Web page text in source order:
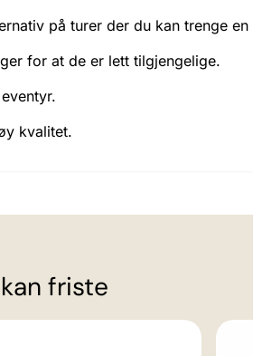
på turer der du kan trenge
for at de er lett tilgjengelige.
kvalitet.
friste